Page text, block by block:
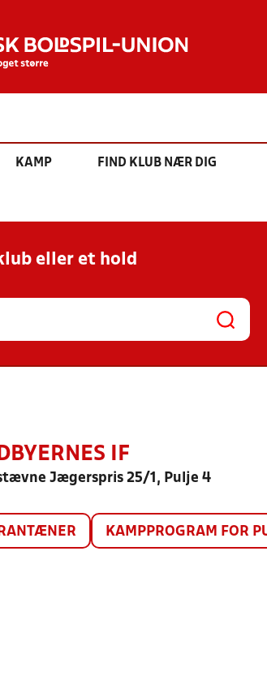
KAMP FIND KLUB NÆR DIG
eller et hold
IF
Jægerspris 25/1, Pulje 4
KAMPPROGRAM FOR